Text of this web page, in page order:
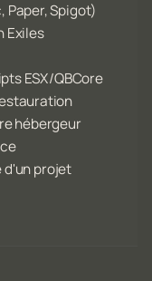
Paper, Spigot)
Exiles
ESX/QBCore
hébergeur
d'un projet